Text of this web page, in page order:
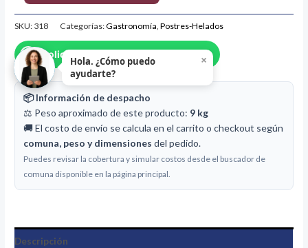
SKU: 318 Categorías:Gastronomía ,Postres-Helados
Solicita Información por Whatsapp
📦 Información de despacho
⚖️ Peso aproximado de este producto: 9 kg
🚚 El costo de envío se calcula en el carrito o checkout según
comuna, peso y dimensiones del pedido.
Puedes revisar la cobertura y simular costos desde el buscador de
comuna disponible en la página principal.
Descripción
Hola. ¿Cómo puedo
ayudarte?
×